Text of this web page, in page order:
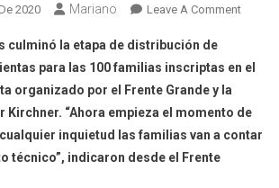
2020 Mariano Leave A CommentOn
Las
Ya
culminó la etapa de distribución de
para las 100 familias inscriptas en el
organizado por el Frente Grande y la
Kirchner. “Ahora empieza el momento de
inquietud las familias van a contar
técnico”, indicaron desde el Frente